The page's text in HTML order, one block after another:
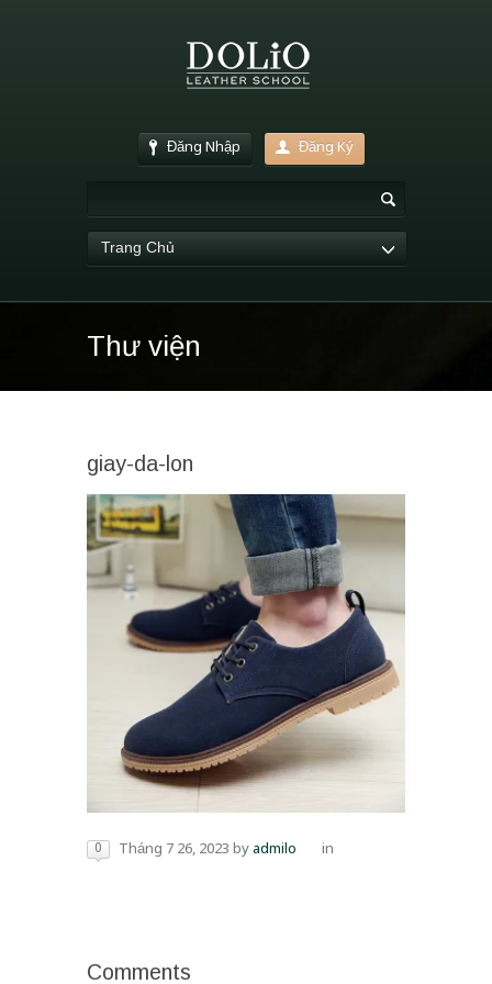
Đăng Nhập Đăng Ký
Trang Chủ
Thư viện
giay-da-lon
0 Tháng 7 26, 2023 byadmilo in
Comments